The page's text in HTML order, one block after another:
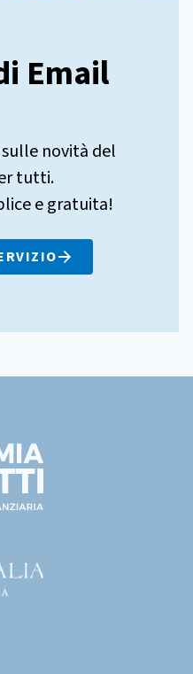
Email
novità del
tutti.
e gratuita!